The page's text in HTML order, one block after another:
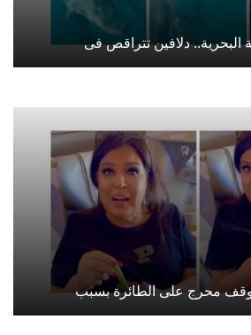
البحرية.. دلافين تتراقص فى
محرج على الطائرة بسبب